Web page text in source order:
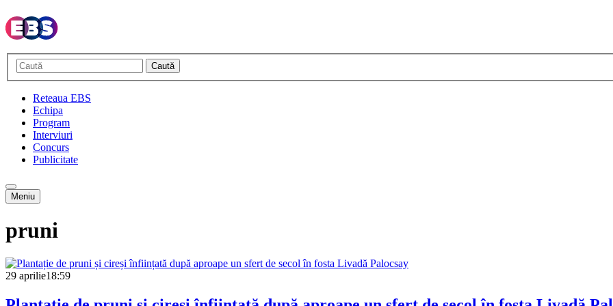
Caută
Reteaua EBS
Echipa
Program
Interviuri
Concurs
Publicitate
Meniu
pruni
29 aprilie18:59